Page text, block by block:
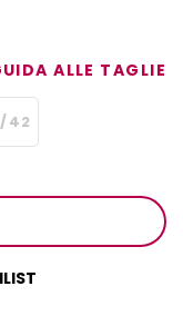
ALLE TAGLIE
42